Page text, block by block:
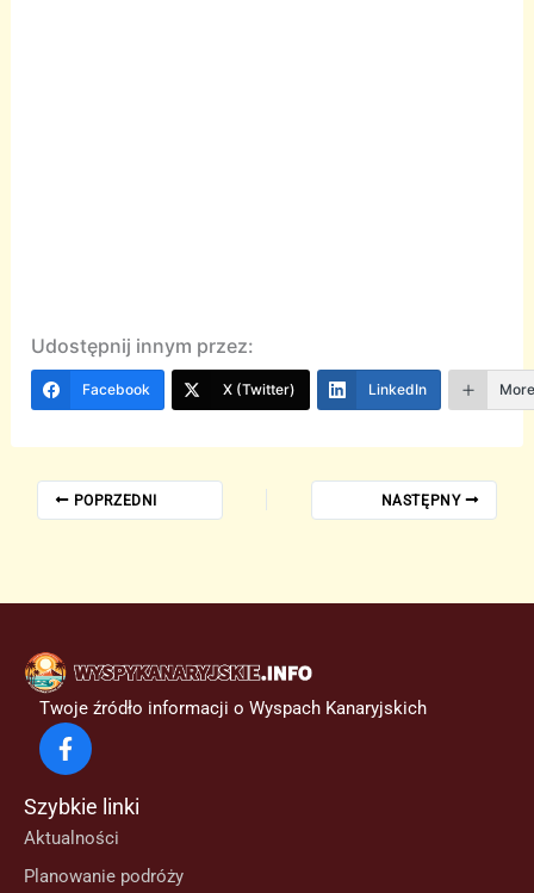
Udostępnij innym przez:
Facebook X (Twitter) LinkedIn
POPRZEDNI NASTĘPNY
Twoje źródło informacji o Wyspach Kanaryjskich
Szybkie linki
Aktualności
Planowanie podróży